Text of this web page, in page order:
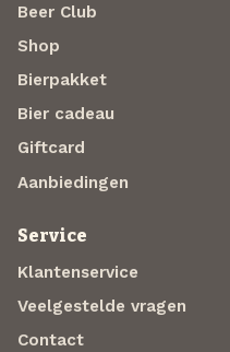
Beer Club
Shop
Bierpakket
Bier cadeau
Giftcard
Aanbiedingen
Service
Klantenservice
Veelgestelde vragen
Contact